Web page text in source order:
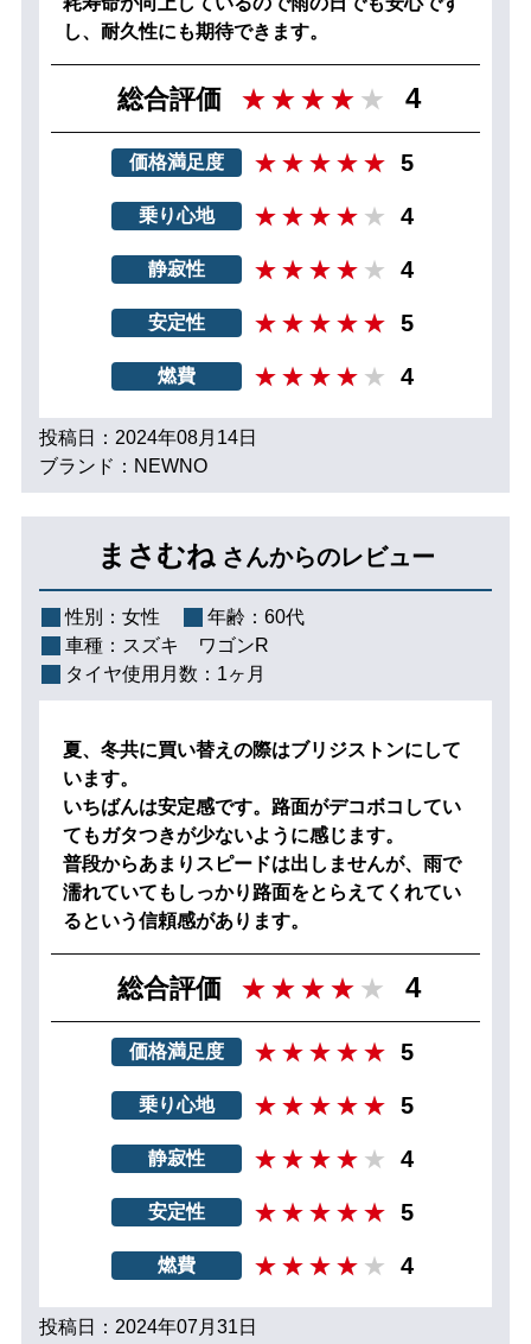
し、耐久性にも期待できます。
総合評価 4
価格満足度 5
乗り心地 4
静寂性 4
安定性 5
燃費 4
投稿日：2024年08月14日
ブランド：NEWNO
まさむね さんからのレビュー
性別： 女性 年齢： 60代
車種： スズキ ワゴンR
タイヤ使用月数： 1ヶ月
夏、冬共に買い替えの際はブリジストンにして
います。
いちばんは安定感です。路面がデコボコしてい
てもガタつきが少ないように感じます。
普段からあまりスピードは出しませんが、雨で
濡れていてもしっかり路面をとらえてくれてい
るという信頼感があります。
総合評価 4
価格満足度 5
乗り心地 5
静寂性 4
安定性 5
燃費 4
投稿日：2024年07月31日